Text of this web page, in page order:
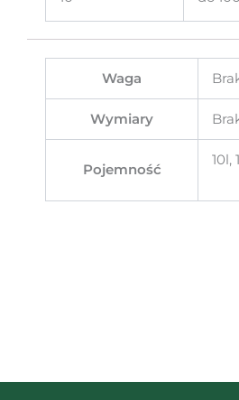
Waga
Wymiary
Pojemność
10l,